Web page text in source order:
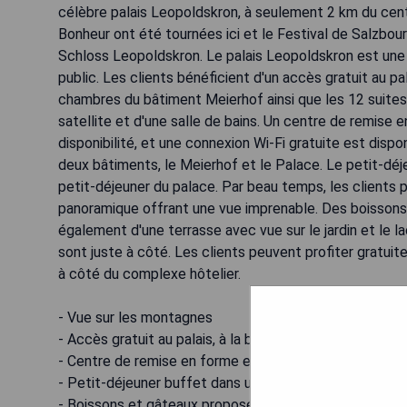
célèbre palais Leopoldskron, à seulement 2 km du
Bonheur ont été tournées ici et le Festival de
Schloss Leopoldskron. Le palais Leopoldskron est
public. Les clients bénéficient d'un accès gratuit au
chambres du bâtiment Meierhof ainsi que les 12
satellite et d'une salle de bains. Un centre de remise
disponibilité, et une connexion Wi-Fi gratuite est
deux bâtiments, le Meierhof et le Palace. Le petit-
petit-déjeuner du palace. Par beau temps, les clients
panoramique offrant une vue imprenable. Des
également d'une terrasse avec vue sur le jardin et le
sont juste à côté. Les clients peuvent profiter
à côté du complexe hôtelier.
- Vue sur les montagnes
- Accès gratuit au palais, à la bibliothèque Max
- Centre de remise en forme et vélos à disposition des
- Petit-déjeuner buffet dans une salle majestueuse